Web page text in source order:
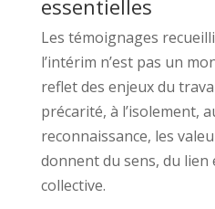
essentielles
Les témoignages
l’intérim n’est pas un
reflet des enjeux du
précarité, à l’isolement,
reconnaissance, les
donnent du sens, du lien
collective.